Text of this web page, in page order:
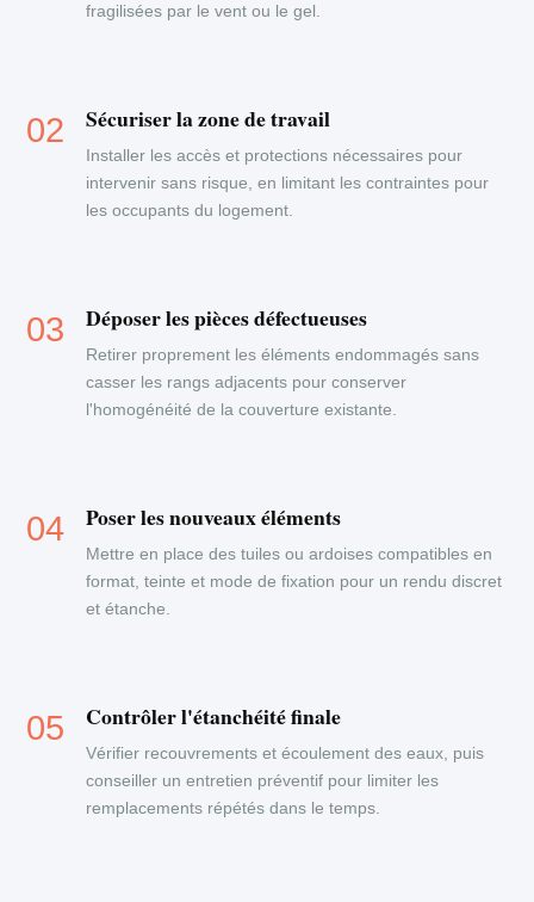
fragilisées par le vent ou le gel.
Sécuriser la zone de travail
Installer les accès et protections nécessaires pour
intervenir sans risque, en limitant les contraintes pour
les occupants du logement.
Déposer les pièces défectueuses
Retirer proprement les éléments endommagés sans
casser les rangs adjacents pour conserver
l'homogénéité de la couverture existante.
Poser les nouveaux éléments
Mettre en place des tuiles ou ardoises compatibles en
format, teinte et mode de fixation pour un rendu discret
et étanche.
Contrôler l'étanchéité finale
Vérifier recouvrements et écoulement des eaux, puis
conseiller un entretien préventif pour limiter les
remplacements répétés dans le temps.